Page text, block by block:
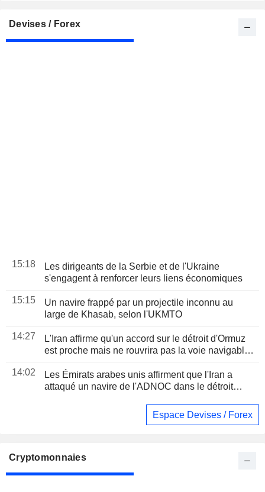
Devises / Forex
15:18
Les dirigeants de la Serbie et de l'Ukraine
s'engagent à renforcer leurs liens économiques
15:15
Un navire frappé par un projectile inconnu au
large de Khasab, selon l'UKMTO
14:27
L'Iran affirme qu'un accord sur le détroit d'Ormuz
est proche mais ne rouvrira pas la voie navigable
14:02
Les Émirats arabes unis affirment que l'Iran a
attaqué un navire de l'ADNOC dans le détroit
Espace Devises / Forex
Cryptomonnaies